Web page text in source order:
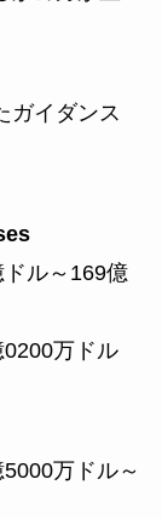
ガイダンス
ドル～169億
0200万ドル
万ドル～